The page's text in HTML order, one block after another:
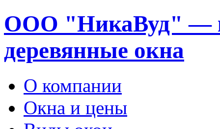
ООО "НикаВуд" —
деревянные окна
О компании
Окна и цены